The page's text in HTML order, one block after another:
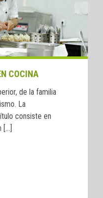
COCINA
de la familia
La
consiste en